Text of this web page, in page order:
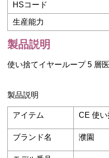
HSコード
生産能力
製品説明
使い捨てイヤーループ 5 層
製品説明
アイテム CE 使
ブランド名 濮園